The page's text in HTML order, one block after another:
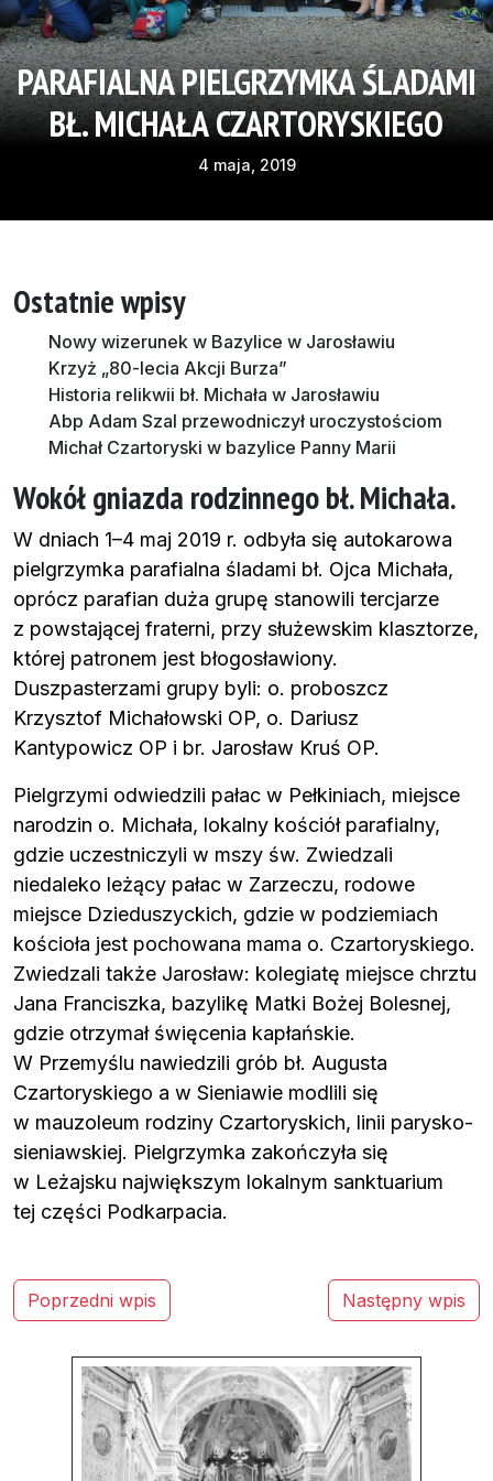
PARAFIALNA PIELGRZYMKA ŚLADAMI
BŁ. MICHAŁA CZARTORYSKIEGO
4 maja, 2019
Wokół gniazda rodzinnego bł. Michała.
W dniach 1–4 maj 2019 r. odbyła się autokarowa
pielgrzymka parafialna śladami bł. Ojca Michała,
oprócz parafian duża grupę stanowili tercjarze
z powstającej fraterni, przy służewskim klasztorze,
której patronem jest błogosławiony.
Duszpasterzami grupy byli: o. proboszcz
Krzysztof Michałowski OP, o. Dariusz
Kantypowicz OP i br. Jarosław Kruś OP.
Pielgrzymi odwiedzili pałac w Pełkiniach, miejsce
narodzin o. Michała, lokalny kościół parafialny,
gdzie uczestniczyli w mszy św. Zwiedzali
niedaleko leżący pałac w Zarzeczu, rodowe
miejsce Dzieduszyckich, gdzie w podziemiach
kościoła jest pochowana mama o. Czartoryskiego.
Zwiedzali także Jarosław: kolegiatę miejsce chrztu
Jana Franciszka, bazylikę Matki Bożej Bolesnej,
gdzie otrzymał święcenia kapłańskie.
W Przemyślu nawiedzili grób bł. Augusta
Czartoryskiego a w Sieniawie modlili się
w mauzoleum rodziny Czartoryskich, linii parysko-
sieniawskiej. Pielgrzymka zakończyła się
w Leżajsku największym lokalnym sanktuarium
tej części Podkarpacia.
N
a
Poprzedni wpis Następny wpis
Ostatnie wpisy
Nowy wizerunek w Bazylice w Jarosławiu
Krzyż „80-lecia Akcji Burza”
Historia relikwii bł. Michała w Jarosławiu
Abp Adam Szal przewodniczył uroczystościom
Michał Czartoryski w bazylice Panny Marii